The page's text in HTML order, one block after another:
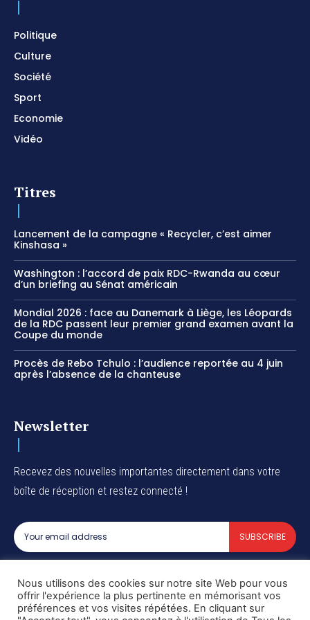
Politique
Culture
Société
Sport
Economie
Vidéo
Titres
Lancement de la campagne « Recycler, c’est aimer
Kinshasa »
Washington : l’accord de paix RDC-Rwanda au cœur
d’un briefing au Sénat américain
Mondial 2026 : face au Danemark à Liège, les Léopards
de la RDC passent leur premier grand examen avant la
Coupe du monde
Procès de Rebo Tchulo : l’audience reportée au 4 juin
après l’absence de la chanteuse
Newsletter
Recevez des nouvelles importantes directement dans votre
boîte de réception et restez connecté !
SUBSCRIBE
Nous utilisons des cookies sur notre site Web pour vous
offrir l'expérience la plus pertinente en mémorisant vos
préférences et vos visites répétées. En cliquant sur